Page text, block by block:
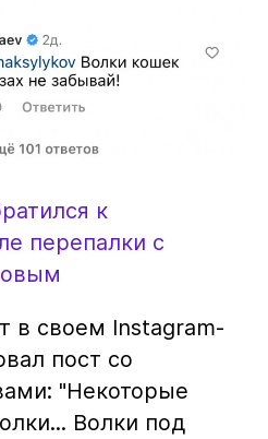
к
перепалки с
в своем Instagram-
пост со
"Некоторые
Волки под